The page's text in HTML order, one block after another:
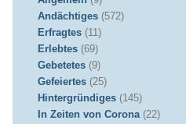
Andächtiges(572)
Erfragtes(11)
Erlebtes(69)
Gebetetes(9)
Gefeiertes(25)
Hintergründiges(145)
In Zeiten von Corona(22)